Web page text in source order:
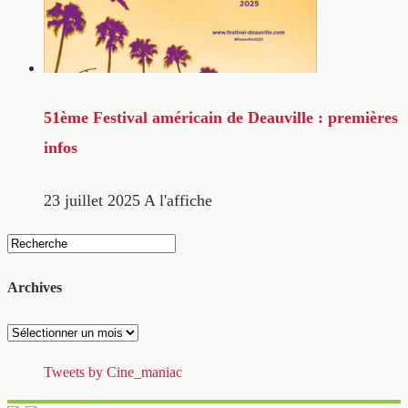
51ème Festival américain de Deauville : premières
infos
23 juillet 2025 A l'affiche
Archives
Archives
Tweets by Cine_maniac